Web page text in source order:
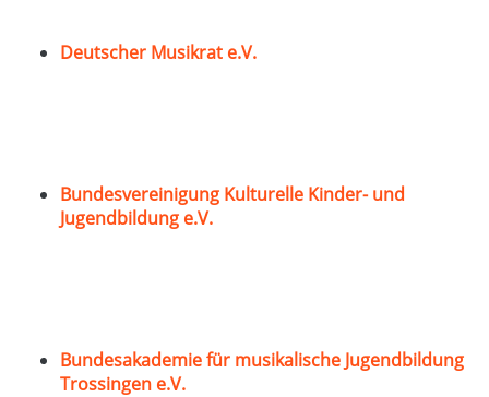
Deutscher Musikrat e.V.
Bundesvereinigung Kulturelle Kinder- und
Jugendbildung e.V.
Bundesakademie für musikalische Jugendbildung
Trossingen e.V.